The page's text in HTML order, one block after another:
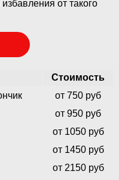
от такого
Стоимость
от 750 руб
от 950 руб
от 1050 руб
от 1450 руб
от 2150 руб